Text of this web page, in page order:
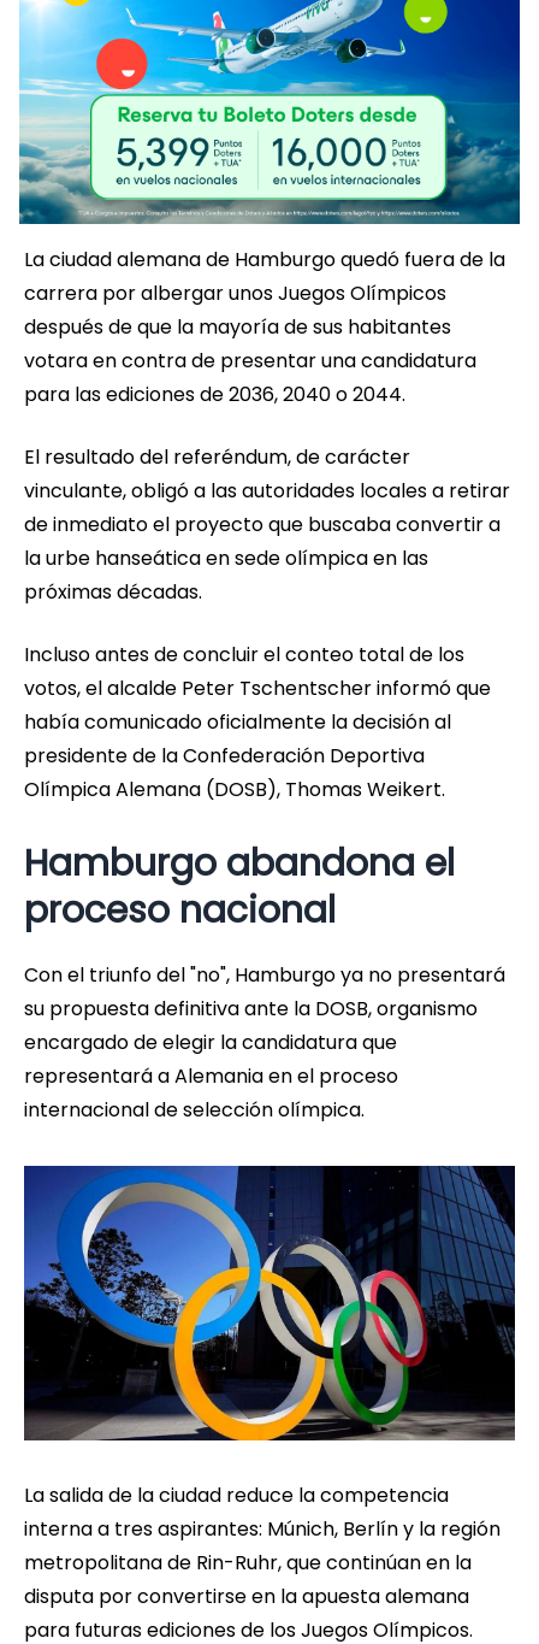
La ciudad alemana de Hamburgo quedó fuera de la
carrera por albergar unos Juegos Olímpicos
después de que la mayoría de sus habitantes
votara en contra de presentar una candidatura
para las ediciones de 2036, 2040 o 2044.
El resultado del referéndum, de carácter
vinculante, obligó a las autoridades locales a retirar
de inmediato el proyecto que buscaba convertir a
la urbe hanseática en sede olímpica en las
próximas décadas.
Incluso antes de concluir el conteo total de los
votos, el alcalde Peter Tschentscher informó que
había comunicado oficialmente la decisión al
presidente de la Confederación Deportiva
Olímpica Alemana (DOSB), Thomas Weikert.
Hamburgo abandona el
proceso nacional
Con el triunfo del "no", Hamburgo ya no presentará
su propuesta definitiva ante la DOSB, organismo
encargado de elegir la candidatura que
representará a Alemania en el proceso
internacional de selección olímpica.
La salida de la ciudad reduce la competencia
interna a tres aspirantes: Múnich, Berlín y la región
metropolitana de Rin-Ruhr, que continúan en la
disputa por convertirse en la apuesta alemana
para futuras ediciones de los Juegos Olímpicos.